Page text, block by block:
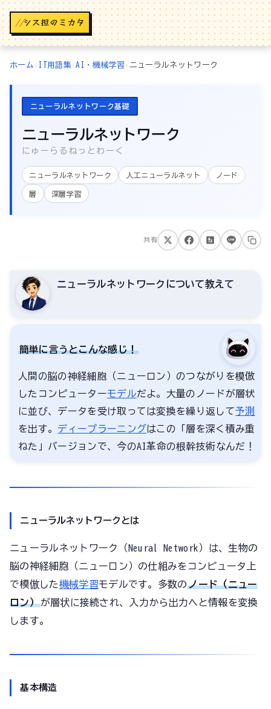
//
ホーム › IT用語集›AI・機械学習 › ニューラルネットワーク
ニューラルネットワーク基礎
ニューラルネットワーク
にゅーらるねっとわーく
ニューラルネットワーク 人工ニューラルネット ノード
層 深層学習
共有
ニューラルネットワークについて教えて
簡単に言うとこんな感じ！
人間の脳の神経細胞（ニューロン）のつながりを模倣
したコンピューターモデルだよ。大量のノードが層状
に並び、データを受け取っては変換を繰り返して予測
を出す。 ディープラーニングはこの「層を深く積み重
ねた」バージョンで、今のAI革命の根幹技術なんだ！
ニューラルネットワークとは
ニューラルネットワーク（Neural Network）は、生物の
脳の神経細胞（ニューロン）の仕組みをコンピュータ上
で模倣した機械学習モデルです。多数の ノード（ニュー
ロン）が層状に接続され、入力から出力へと情報を変換
します。
基本構造